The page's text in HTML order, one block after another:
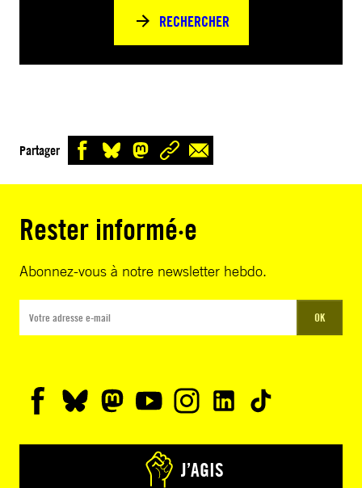
RECHERCHER
Partager
Rester informé·e
Abonnez-vous à notre newsletter hebdo.
OK
J’AGIS